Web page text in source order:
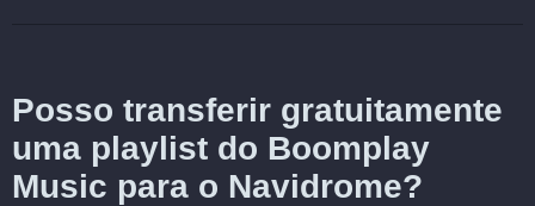
Posso transferir gratuitamente
uma playlist do Boomplay
Music para o Navidrome?